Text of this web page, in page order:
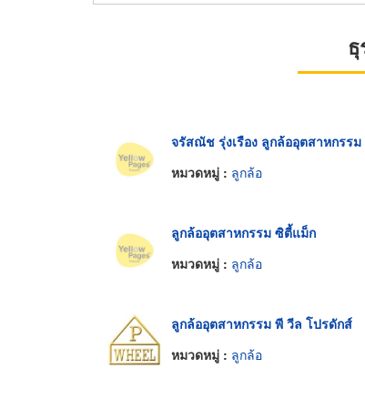
จรัสณัช รุ่งเรือง ลูกล้ออุตสาหกรรม
หมวดหมู่ : ลูกล้อ
ลูกล้ออุตสาหกรรม ซิตี้แม็ก
หมวดหมู่ : ลูกล้อ
ลูกล้ออุตสาหกรรม พี วีล โปรดักส์
หมวดหมู่ : ลูกล้อ